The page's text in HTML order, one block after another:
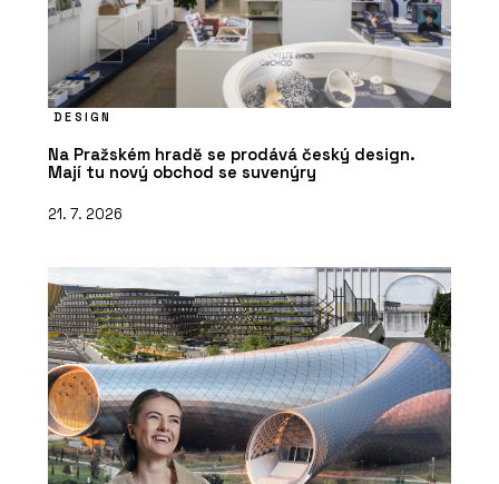
DESIGN
Na Pražském hradě se prodává český design.
Mají tu nový obchod se suvenýry
21. 7. 2026